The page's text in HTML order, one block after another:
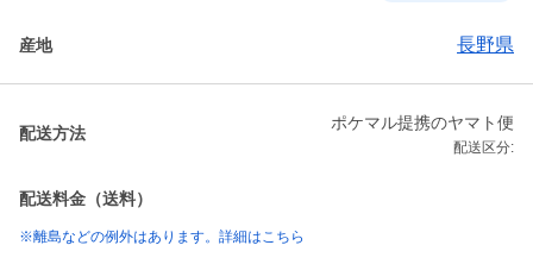
産地 長野県
配送方法
ポケマル提携のヤマト便
配送区分:
配送料金（送料）
※離島などの例外はあります。詳細はこちら